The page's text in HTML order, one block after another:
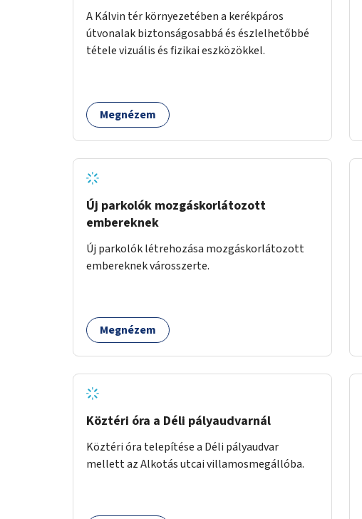
A Kálvin tér környezetében a kerékpáros
útvonalak biztonságosabbá és észlelhetőbbé
tétele vizuális és fizikai eszközökkel.
Megnézem
Új parkolók mozgáskorlátozott
embereknek
Új parkolók létrehozása mozgáskorlátozott
embereknek városszerte.
Megnézem
Köztéri óra a Déli pályaudvarnál
Köztéri óra telepítése a Déli pályaudvar
mellett az Alkotás utcai villamosmegállóba.